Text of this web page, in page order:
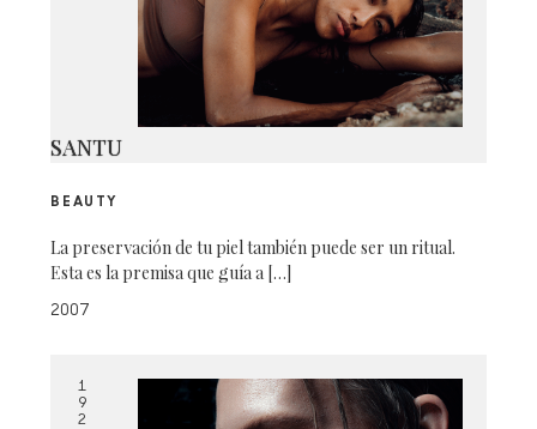
SANTU
BEAUTY
La preservación de tu piel también puede ser un ritual.
Esta es la premisa que guía a […]
2007
1
9
2